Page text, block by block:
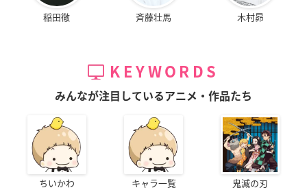
稲田徹 斉藤壮馬 木村昴
KEYWORDS
みんなが注目しているアニメ・作品たち
ちいかわ キャラ一覧 鬼滅の刃